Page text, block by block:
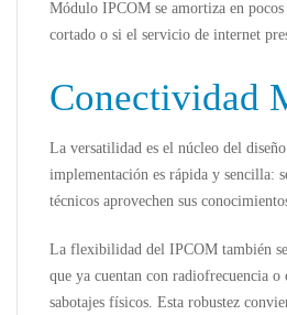
Módulo IPCOM se amortiza en
cortado o si el servicio de internet
Conectividad
La versatilidad es el núcleo del
implementación es rápida y sencilla:
técnicos aprovechen sus
La flexibilidad del IPCOM también
que ya cuentan con radiofrecuencia
sabotajes físicos. Esta robustez